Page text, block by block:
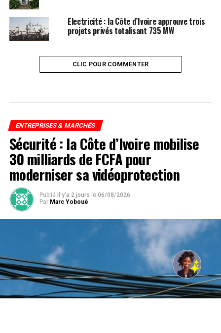
Électricité : la Côte d’Ivoire approuve trois
projets privés totalisant 735 MW
CLIC POUR COMMENTER
ENTREPRISES & MARCHÉS
Sécurité : la Côte d’Ivoire mobilise
30 milliards de FCFA pour
moderniser sa vidéoprotection
Publié il y'a 2 jours le 06/08/2026
Par Marc Yoboué